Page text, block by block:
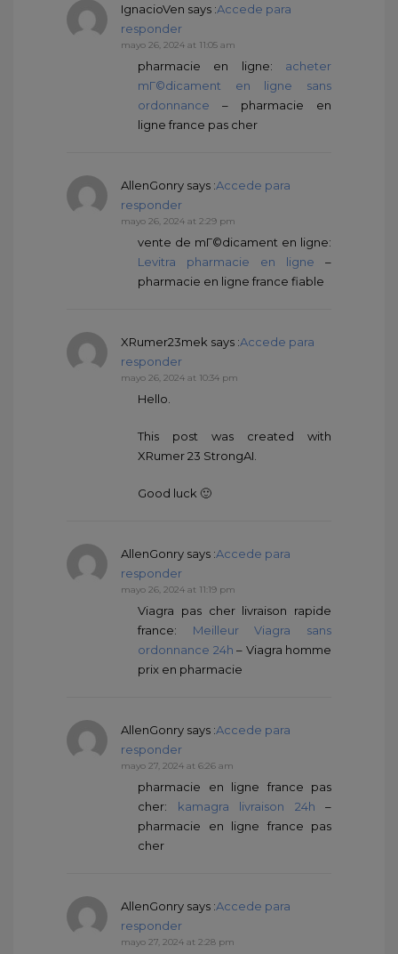
IgnacioVen says :Accede para
responder
mayo 26, 2024 at 11:05 am
pharmacie en ligne: acheter
mГ©dicament en ligne sans
ordonnance – pharmacie en
ligne france pas cher
AllenGonry says :Accede para
responder
mayo 26, 2024 at 2:29 pm
vente de mГ©dicament en ligne:
Levitra pharmacie en ligne –
pharmacie en ligne france fiable
XRumer23mek says :Accede para
responder
mayo 26, 2024 at 10:34 pm
Hello.
This post was created with
XRumer 23 StrongAI.
Good luck 🙂
AllenGonry says :Accede para
responder
mayo 26, 2024 at 11:19 pm
Viagra pas cher livraison rapide
france: Meilleur Viagra sans
ordonnance 24h – Viagra homme
prix en pharmacie
AllenGonry says :Accede para
responder
mayo 27, 2024 at 6:26 am
pharmacie en ligne france pas
cher: kamagra livraison 24h –
pharmacie en ligne france pas
cher
AllenGonry says :Accede para
responder
mayo 27, 2024 at 2:28 pm